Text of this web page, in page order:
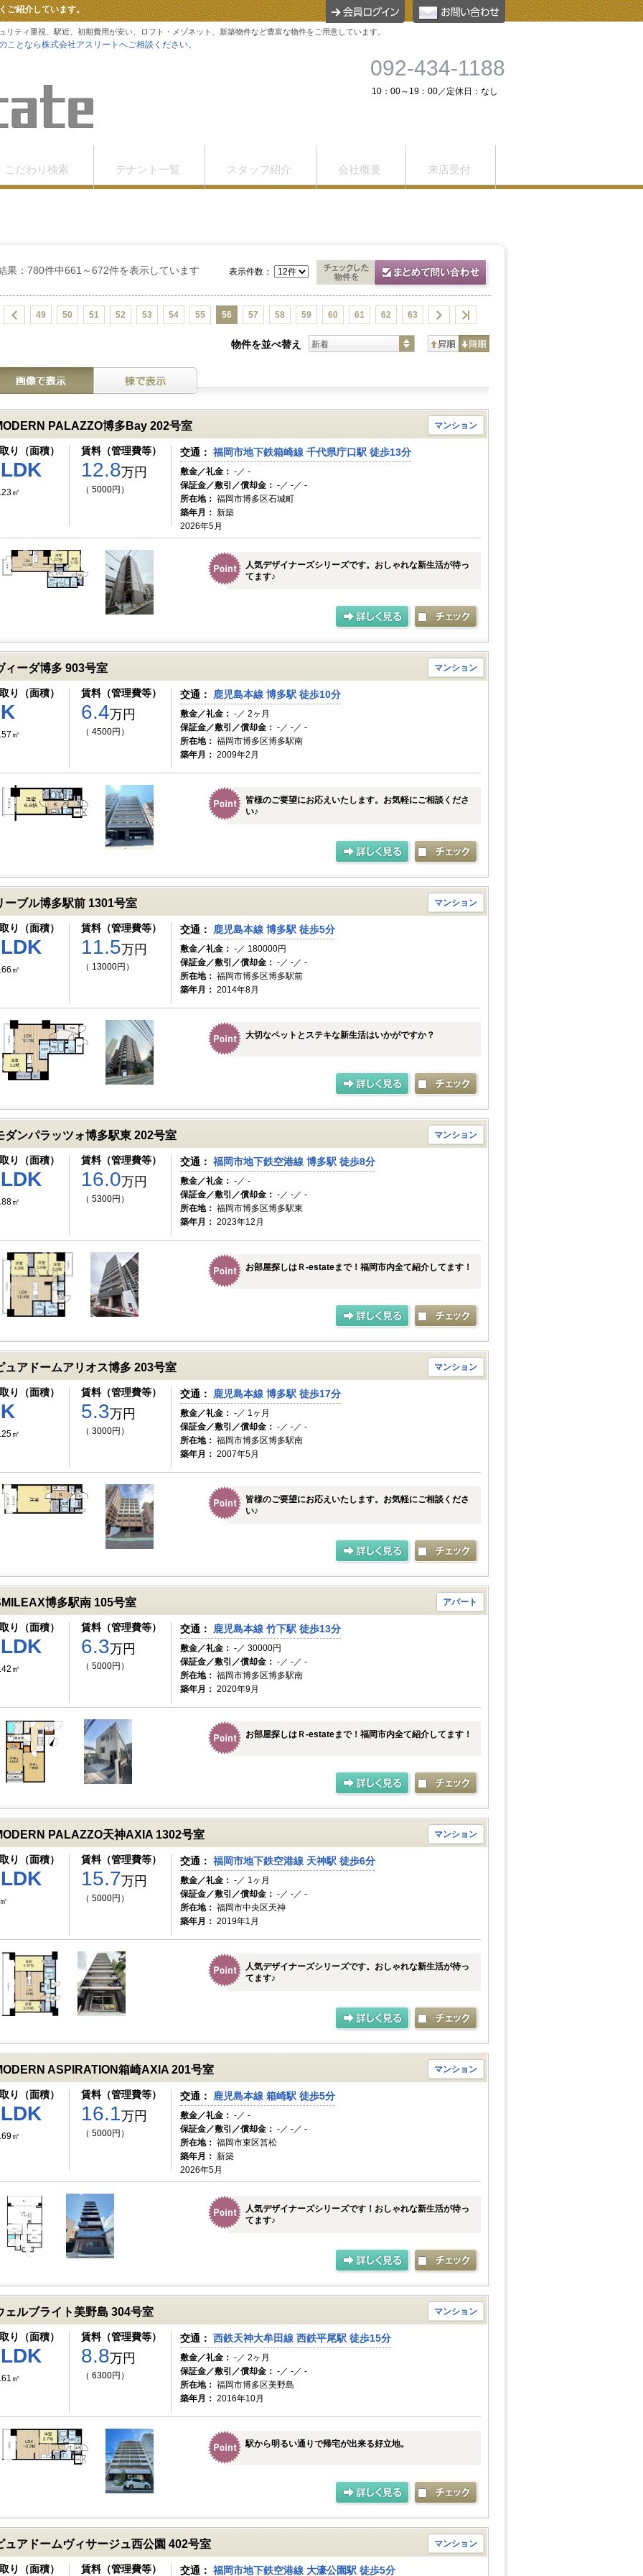
ご紹介しています。
ティ重視、駅近、初期費用が安い、ロフト・メゾネット、新築物件など豊富な物件をご用意しています。
となら株式会社アスリートへご相談ください。
092-434-1188
10：00～19：00／定休日：なし
こだわり検索 テナント一覧 スタッフ紹介 会社概要 来店受付
果：780件中661～672件を表示しています
49 50 51 52 53 54 55 56 57 58 59 60 61 62 63
表示件数：
物件を並べ替え 新着
PALAZZO博多Bay 202号室 マンション
り（面積）
㎡
賃料（管理費等）
12.8万円
（ 5000円）
交通： 福岡市地下鉄箱崎線 千代県庁口駅 徒歩13分
敷金／礼金： -／ -
保証金／敷引／償却金： -／ -／ -
所在地： 福岡市博多区石城町
築年月： 新築
2026年5月
人気デザイナーズシリーズです。おしゃれな新生活が待っ
てます♪
ィーダ博多 903号室 マンション
り（面積）
㎡
賃料（管理費等）
6.4万円
（ 4500円）
交通： 鹿児島本線 博多駅 徒歩10分
敷金／礼金： -／ 2ヶ月
保証金／敷引／償却金： -／ -／ -
所在地： 福岡市博多区博多駅南
築年月： 2009年2月
皆様のご要望にお応えいたします。お気軽にご相談くださ
い♪
ーブル博多駅前 1301号室 マンション
り（面積）
㎡
賃料（管理費等）
11.5万円
（ 13000円）
交通： 鹿児島本線 博多駅 徒歩5分
敷金／礼金： -／ 180000円
保証金／敷引／償却金： -／ -／ -
所在地： 福岡市博多区博多駅前
築年月： 2014年8月
大切なペットとステキな新生活はいかがですか？
ダンパラッツォ博多駅東 202号室 マンション
り（面積）
㎡
賃料（管理費等）
16.0万円
（ 5300円）
交通： 福岡市地下鉄空港線 博多駅 徒歩8分
敷金／礼金： -／ -
保証金／敷引／償却金： -／ -／ -
所在地： 福岡市博多区博多駅東
築年月： 2023年12月
お部屋探しはＲ-estateまで！福岡市内全て紹介してます！
ュアドームアリオス博多 203号室 マンション
り（面積）
㎡
賃料（管理費等）
5.3万円
（ 3000円）
交通： 鹿児島本線 博多駅 徒歩17分
敷金／礼金： -／ 1ヶ月
保証金／敷引／償却金： -／ -／ -
所在地： 福岡市博多区博多駅南
築年月： 2007年5月
皆様のご要望にお応えいたします。お気軽にご相談くださ
い♪
博多駅南 105号室 アパート
り（面積）
㎡
賃料（管理費等）
6.3万円
（ 5000円）
交通： 鹿児島本線 竹下駅 徒歩13分
敷金／礼金： -／ 30000円
保証金／敷引／償却金： -／ -／ -
所在地： 福岡市博多区博多駅南
築年月： 2020年9月
お部屋探しはＲ-estateまで！福岡市内全て紹介してます！
PALAZZO天神AXIA 1302号室 マンション
り（面積） 賃料（管理費等）
15.7万円
（ 5000円）
交通： 福岡市地下鉄空港線 天神駅 徒歩6分
敷金／礼金： -／ 1ヶ月
保証金／敷引／償却金： -／ -／ -
所在地： 福岡市中央区天神
築年月： 2019年1月
人気デザイナーズシリーズです。おしゃれな新生活が待っ
てます♪
ASPIRATION箱崎AXIA 201号室 マンション
り（面積）
㎡
賃料（管理費等）
16.1万円
（ 5000円）
交通： 鹿児島本線 箱崎駅 徒歩5分
敷金／礼金： -／ -
保証金／敷引／償却金： -／ -／ -
所在地： 福岡市東区筥松
築年月： 新築
2026年5月
人気デザイナーズシリーズです！おしゃれな新生活が待っ
てます♪
ェルブライト美野島 304号室 マンション
り（面積）
㎡
賃料（管理費等）
8.8万円
（ 6300円）
交通： 西鉄天神大牟田線 西鉄平尾駅 徒歩15分
敷金／礼金： -／ 2ヶ月
保証金／敷引／償却金： -／ -／ -
所在地： 福岡市博多区美野島
築年月： 2016年10月
駅から明るい通りで帰宅が出来る好立地。
ュアドームヴィサージュ西公園 402号室 マンション
り（面積） 賃料（管理費等） 交通： 福岡市地下鉄空港線 大濠公園駅 徒歩5分